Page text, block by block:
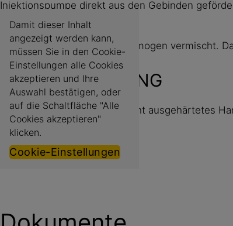
Injektionspumpe direkt aus den Gebinden
durch einen Statikmischer homogen vermischt.
GERÄTEREINIGUNG
Für die Pumpenreinigung (nicht ausgehärtetes
werden.
Damit dieser Inhalt
angezeigt werden kann,
müssen Sie in den Cookie-
Einstellungen alle Cookies
akzeptieren und Ihre
Auswahl bestätigen, oder
auf die Schaltfläche "Alle
Cookies akzeptieren"
klicken.
Cookie-Einstellungen